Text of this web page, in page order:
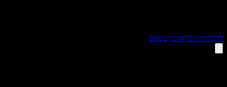
שיחה בווטסאפ